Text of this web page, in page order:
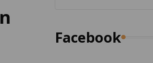
Facebook